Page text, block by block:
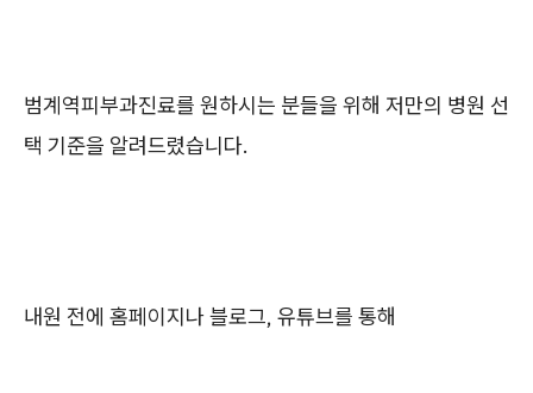
범계역피부과진료를 원하시는 분들을 위해 저만의 병원 선
택 기준을 알려드렸습니다.
내원 전에 홈페이지나 블로그, 유튜브를 통해